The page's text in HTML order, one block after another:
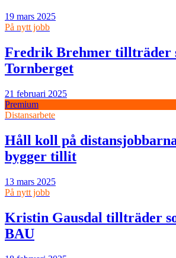
19 mars 2025
På nytt jobb
Fredrik Brehmer tillträder
Tornberget
21 februari 2025
Premium
Distansarbete
Håll koll på
bygger tillit
13 mars 2025
På nytt jobb
Kristin Gausdal tillträder
BAU